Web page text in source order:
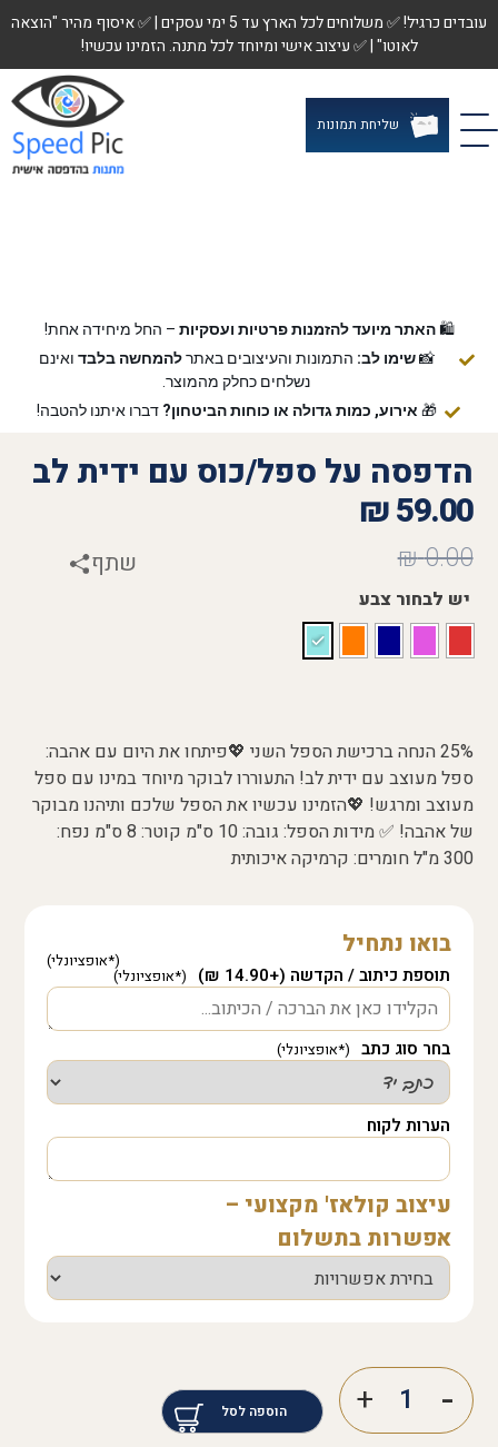
עובדים כרגיל! ✅ משלוחים לכל הארץ עד 5 ימי עסקים | ✅ איסוף מהיר "הוצאה
לאוטו" | ✅ עיצוב אישי ומיוחד לכל מתנה. הזמינו עכשיו!
שליחת תמונות
🛍️האתר מיועד להזמנות פרטיות ועסקיות – החל מיחידה אחת!
📸שימו לב: התמונות והעיצובים באתרלהמחשה בלבד ואינם
נשלחים כחלק מהמוצר.
🎁 אירוע, כמות גדולה או כוחות הביטחון? דברו איתנו להטבה!
הדפסה על ספל/כוס עם ידית לב
59.00
₪
0.00
₪ שתף
יש לבחור צבע
25% הנחה ברכישת הספל השני 💖פיתחו את היום עם אהבה:
ספל מעוצב עם ידית לב! התעוררו לבוקר מיוחד במינו עם ספל
מעוצב ומרגש! 💖הזמינו עכשיו את הספל שלכם ותיהנו מבוקר
של אהבה! ✅ מידות הספל: גובה: 10 ס"מ קוטר: 8 ס"מ נפח:
300 מ"ל חומרים: קרמיקה איכותית
בואו נתחיל
תוספת כיתוב / הקדשה (+14.90 ₪)
בחר סוג כתב
הערות לקוח
עיצוב קולאז' מקצועי –
אפשרות בתשלום
הוספה לסל